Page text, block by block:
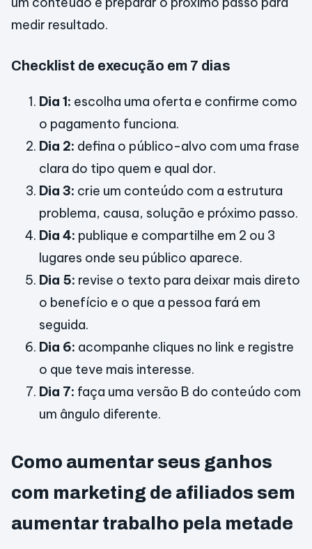
medir resultado.
Checklist de execução em 7 dias
Dia 1: escolha uma oferta e confirme como
o pagamento funciona.
Dia 2: defina o público-alvo com uma frase
clara do tipo quem e qual dor.
Dia 3: crie um conteúdo com a estrutura
problema, causa, solução e próximo passo.
Dia 4: publique e compartilhe em 2 ou 3
lugares onde seu público aparece.
Dia 5: revise o texto para deixar mais direto
o benefício e o que a pessoa fará em
seguida.
Dia 6: acompanhe cliques no link e registre
o que teve mais interesse.
Dia 7: faça uma versão B do conteúdo com
um ângulo diferente.
Como aumentar seus ganhos
com marketing de afiliados sem
aumentar trabalho pela metade